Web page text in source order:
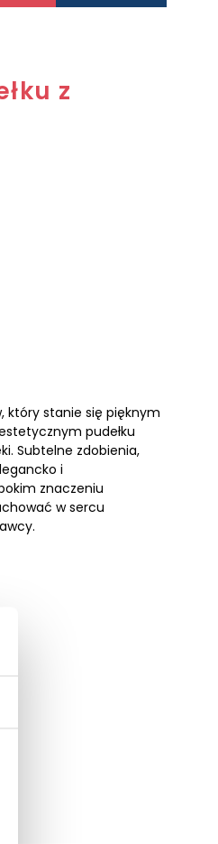
z
który stanie się pięknym
pudełku
Subtelne zdobienia,
i
znaczeniu
w sercu